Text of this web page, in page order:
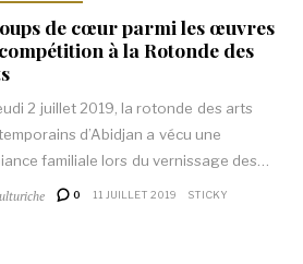
de cœur parmi les œuvres
à la Rotonde des
2 juillet 2019, la rotonde des arts
d’Abidjan a vécu une
familiale lors du vernissage des…
0 11 JUILLET 2019 STICKY